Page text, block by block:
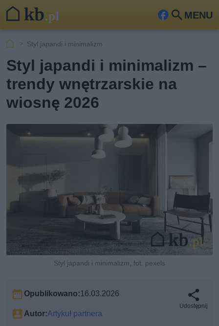
MENU
Fa Szu
Styl japandi i minimalizm
Styl japandi i minimalizm –
trendy wnętrzarskie na
wiosnę 2026
Styl japandi i minimalizm, fot. pexels
Opublikowano:16.03.2026
Autor:Artykuł partnera
Udostępnij